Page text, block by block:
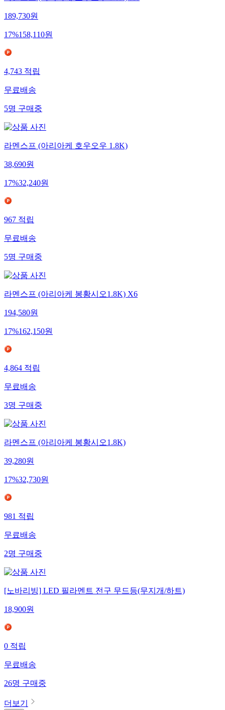
189,730원
17%158,110원
4,743적립
무료배송
5명구매중
라멘스프 (아리아케 호우오우 1.8K)
38,690원
17%32,240원
967적립
무료배송
5명구매중
라멘스프 (아리아케 봉황시오1.8K) X6
194,580원
17%162,150원
4,864적립
무료배송
3명구매중
라멘스프 (아리아케 봉황시오1.8K)
39,280원
17%32,730원
981적립
무료배송
2명구매중
[노바리빙] LED 필라멘트 전구 무드등(무지개/하트)
18,900원
0적립
무료배송
26명구매중
더보기